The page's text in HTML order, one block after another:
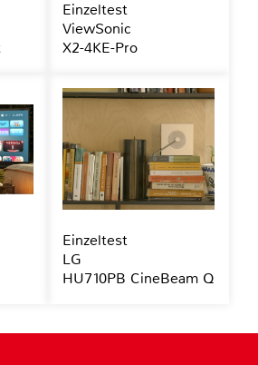
Einzeltest
ViewSonic
X2-4KE-Pro
Einzeltest
LG
HU710PB CineBeam Q